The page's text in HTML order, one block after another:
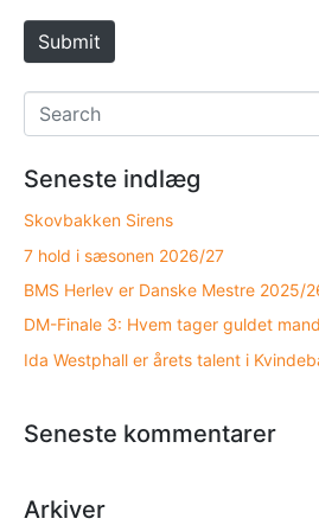
e
Submit
Seneste indlæg
Skovbakken Sirens
7 hold i sæsonen 2026/27
BMS Herlev er Danske Mestre 2025/
DM-Finale 3: Hvem tager guldet
Ida Westphall er årets talent i
Seneste kommentarer
Arkiver